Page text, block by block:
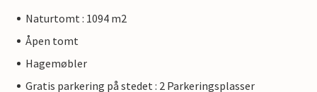
Naturtomt : 1094 m2
Åpen tomt
Hagemøbler
Gratis parkering på stedet : 2 Parkeringsplasser